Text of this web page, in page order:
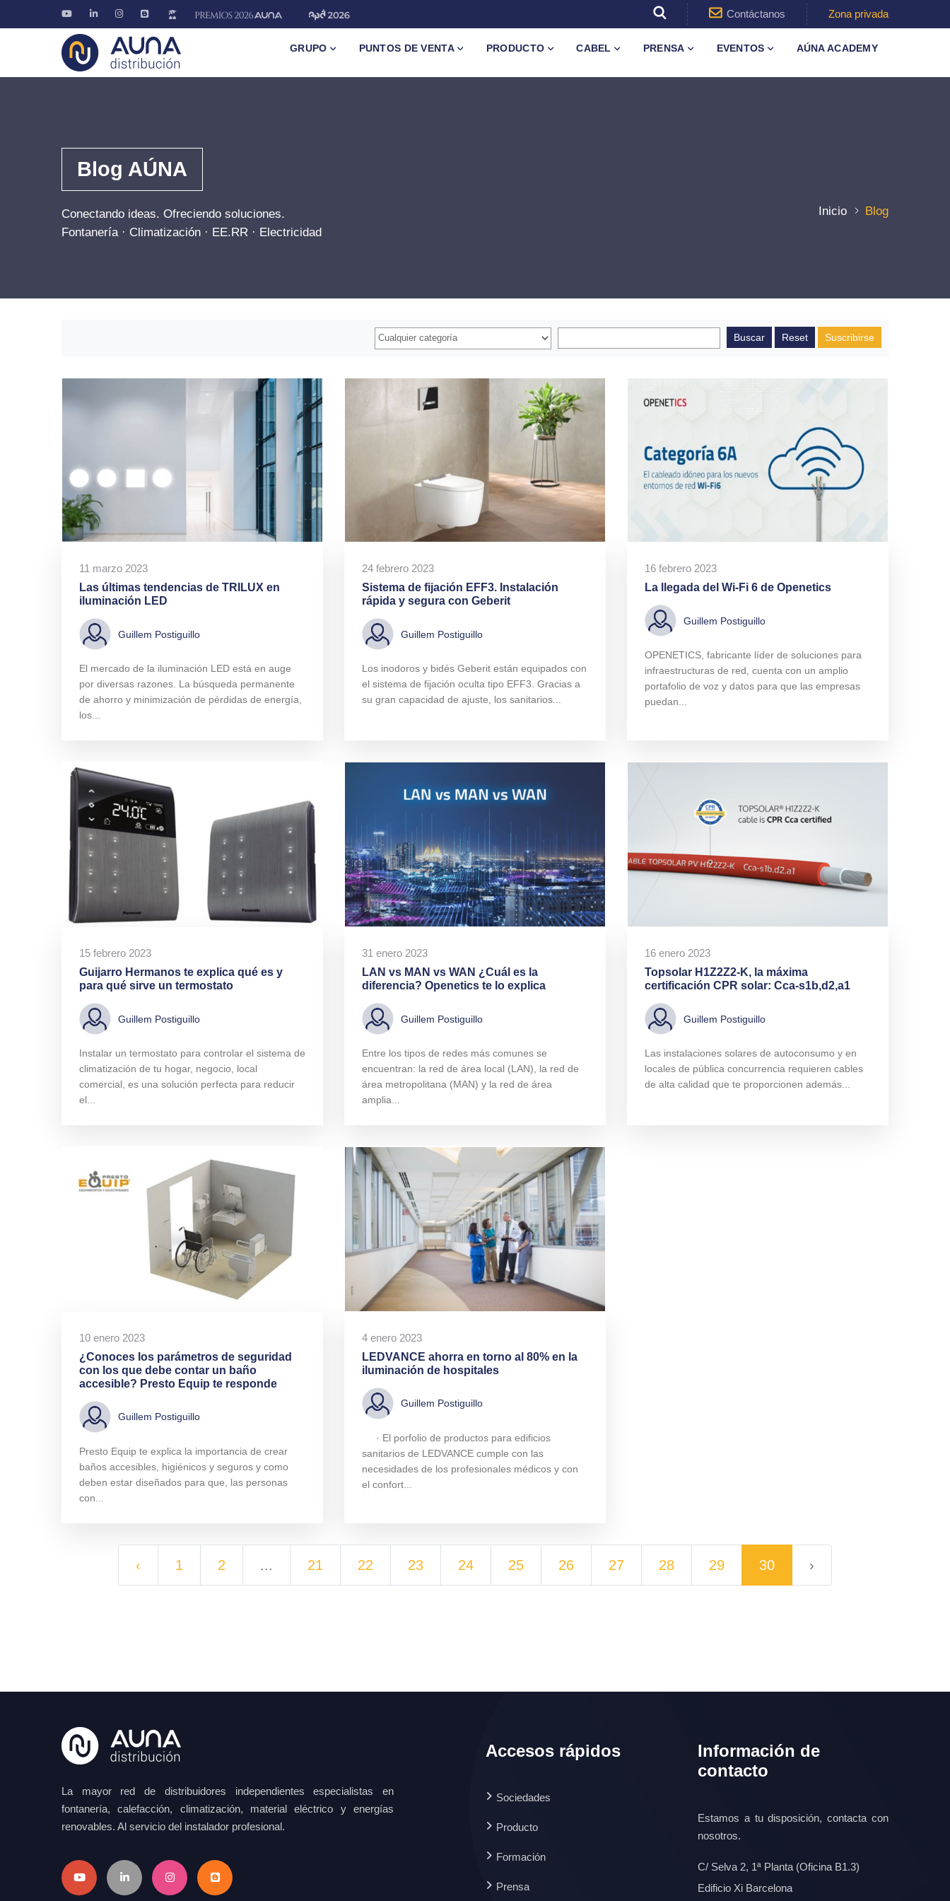
Contáctanos Zona privada
GRUPO PUNTOS DE VENTA PRODUCTO CABEL PRENSA EVENTOS AÚNA ACADEMY
Blog AÚNA
Conectando ideas. Ofreciendo soluciones.
Fontanería · Climatización · EE.RR · Electricidad
Inicio Blog
Suscribirse
11 marzo 2023
Las últimas tendencias de TRILUX en
iluminación LED
Guillem Postiguillo
El mercado de la iluminación LED está en auge
por diversas razones. La búsqueda permanente
de ahorro y minimización de pérdidas de energía,
los...
24 febrero 2023
Sistema de fijación EFF3. Instalación
rápida y segura con Geberit
Guillem Postiguillo
Los inodoros y bidés Geberit están equipados con
el sistema de fijación oculta tipo EFF3. Gracias a
su gran capacidad de ajuste, los sanitarios...
16 febrero 2023
La llegada del Wi-Fi 6 de Openetics
Guillem Postiguillo
OPENETICS, fabricante líder de soluciones para
infraestructuras de red, cuenta con un amplio
portafolio de voz y datos para que las empresas
puedan...
15 febrero 2023
Guijarro Hermanos te explica qué es y
para qué sirve un termostato
Guillem Postiguillo
Instalar un termostato para controlar el sistema de
climatización de tu hogar, negocio, local
comercial, es una solución perfecta para reducir
el...
31 enero 2023
LAN vs MAN vs WAN ¿Cuál es la
diferencia? Openetics te lo explica
Guillem Postiguillo
Entre los tipos de redes más comunes se
encuentran: la red de área local (LAN), la red de
área metropolitana (MAN) y la red de área
amplia...
16 enero 2023
Topsolar H1Z2Z2-K, la máxima
certificación CPR solar: Cca-s1b,d2,a1
Guillem Postiguillo
Las instalaciones solares de autoconsumo y en
locales de pública concurrencia requieren cables
de alta calidad que te proporcionen además...
10 enero 2023
¿Conoces los parámetros de seguridad
con los que debe contar un baño
accesible? Presto Equip te responde
Guillem Postiguillo
Presto Equip te explica la importancia de crear
baños accesibles, higiénicos y seguros y como
deben estar diseñados para que, las personas
con...
4 enero 2023
LEDVANCE ahorra en torno al 80% en la
iluminación de hospitales
Guillem Postiguillo
· El porfolio de productos para edificios
sanitarios de LEDVANCE cumple con las
necesidades de los profesionales médicos y con
el confort...
‹ 1 2 ... 21 22 23 24 25 26 27 28 29 30 ›
La mayor red de distribuidores independientes especialistas en
fontanería, calefacción, climatización, material eléctrico y energías
renovables. Al servicio del instalador profesional.
Accesos rápidos
Sociedades
Producto
Formación
Prensa
Información de
contacto
Estamos a tu disposición, contacta con
nosotros.
C/ Selva 2, 1ª Planta (Oficina B1.3)
Edificio Xi Barcelona